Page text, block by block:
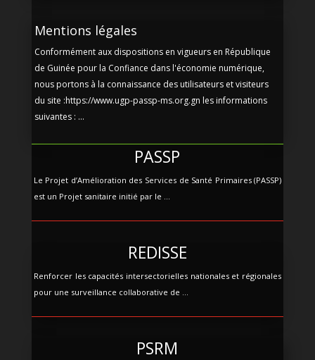
Mentions légales
Conformément aux dispositions en vigueurs en République
de Guinée pour la Confiance dans l'économie numérique,
nous portons à la connaissance des utilisateurs et visiteurs
du site :https://www.ugp-passp-ms.org.gn les informations
suivantes : ...
PASSP
Le Projet d’Amélioration des Services de Santé Primaires (PASSP)
est un Projet sanitaire initié par le ...
REDISSE
Renforcer les capacités intersectorielles nationales et régionales
pour une surveillance collaborative de ...
PSRM